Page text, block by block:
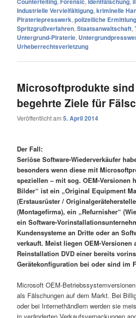
Industrielle Vervielfältigung,kriminelle
Pirateriepresswerk,polizeiliche
Spritzgrußverfahren,Staatsanwaltschaft,
Untergrund-Piraterie,
Urheberrechtsverletzung
Microsoftprodukte sind
begehrte Ziele für
Veröffentlicht am5. April 2014
Der Fall:
Seriöse Software-Wiederverkäufer
besonders wenn diese mit
speziellen – mit sog. OEM-Versionen
Bilder“ ist ein „Original Equipment
(Erstausrüster /
(Montagefirma), ein „Refurnisher“
ein Software-
Kundensysteme an Dritte oder an
verkauft. Meist liegen OEM-Versionen
Reinstallation DVD einer bereits
Gerätekonfiguration bei oder sind im
Microsoft OEM-
als Fälschungen auf dem Markt. Bei
oder bei Internethändlern werden sie